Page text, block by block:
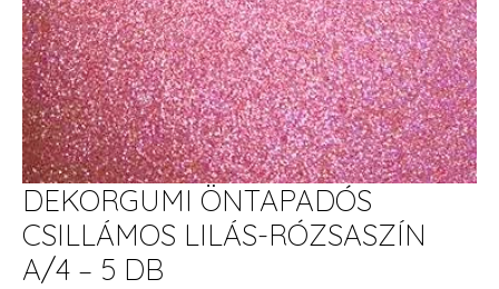
DEKORGUMI ÖNTAPADÓS
CSILLÁMOS LILÁS-RÓZSASZÍN
A/4 – 5 DB